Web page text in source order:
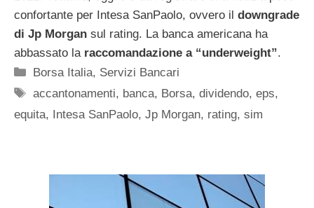
confortante per Intesa SanPaolo, ovvero il downgrade
di Jp Morgan sul rating. La banca americana ha
abbassato la raccomandazione a “underweight”.
Categorie
Borsa Italia, Servizi Bancari
Tag
accantonamenti, banca, Borsa,dividendo,eps,
equita, Intesa SanPaolo, Jp Morgan, rating, sim